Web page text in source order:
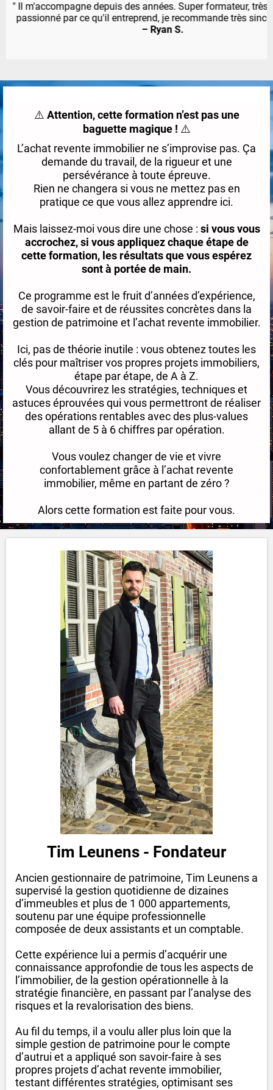
" Il m'accompagne depuis des années. Super formateur, très a
passionné par ce qu'il entreprend, je recommande très
– Ryan S.
⚠️ Attention, cette formation n’est pas une
baguette magique ! ⚠️
L’achat revente immobilier ne s’improvise pas. Ça
demande du travail, de la rigueur et une
persévérance à toute épreuve.
Rien ne changera si vous ne mettez pas en
pratique ce que vous allez apprendre ici.
Mais laissez-moi vous dire une chose : si vous vous
accrochez, si vous appliquez chaque étape de
cette formation, les résultats que vous espérez
sont à portée de main.
Ce programme est le fruit d’années d’expérience,
de savoir-faire et de réussites concrètes dans la
gestion de patrimoine et l’achat revente immobilier.
Ici, pas de théorie inutile : vous obtenez toutes les
clés pour maîtriser vos propres projets immobiliers,
étape par étape, de A à Z.
Vous découvrirez les stratégies, techniques et
astuces éprouvées qui vous permettront de réaliser
des opérations rentables avec des plus-values
allant de 5 à 6 chiffres par opération.
Vous voulez changer de vie et vivre
confortablement grâce à l’achat revente
immobilier, même en partant de zéro ?
Alors cette formation est faite pour vous.
Tim Leunens - Fondateur
Ancien gestionnaire de patrimoine, Tim Leunens a
supervisé la gestion quotidienne de dizaines
d’immeubles et plus de 1 000 appartements,
soutenu par une équipe professionnelle
composée de deux assistants et un comptable.
Cette expérience lui a permis d’acquérir une
connaissance approfondie de tous les aspects de
l’immobilier, de la gestion opérationnelle à la
stratégie financière, en passant par l’analyse des
risques et la revalorisation des biens.
Au fil du temps, il a voulu aller plus loin que la
simple gestion de patrimoine pour le compte
d’autrui et a appliqué son savoir-faire à ses
propres projets d’achat revente immobilier,
testant différentes stratégies, optimisant ses